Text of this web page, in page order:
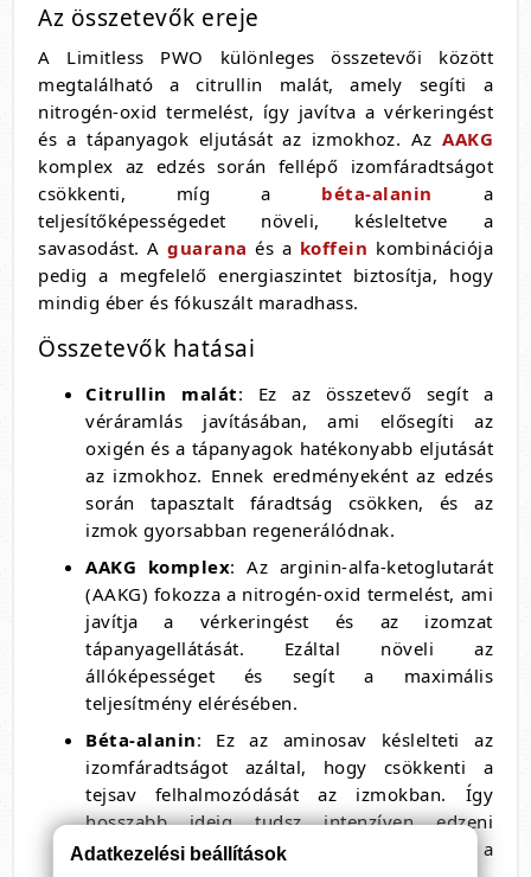
Az összetevők ereje
A Limitless PWO különleges összetevői között
megtalálható a citrullin malát, amely segíti a
nitrogén-oxid termelést, így javítva a vérkeringést
és a tápanyagok eljutását az izmokhoz. Az AAKG
komplex az edzés során fellépő izomfáradtságot
csökkenti, míg a béta-alanin a
teljesítőképességedet növeli, késleltetve a
savasodást. Aguarana és a koffein kombinációja
pedig a megfelelő energiaszintet biztosítja, hogy
mindig éber és fókuszált maradhass.
Összetevők hatásai
Citrullin malát: Ez az összetevő segít a
véráramlás javításában, ami elősegíti az
oxigén és a tápanyagok hatékonyabb eljutását
az izmokhoz. Ennek eredményeként az edzés
során tapasztalt fáradtság csökken, és az
izmok gyorsabban regenerálódnak.
AAKG komplex: Az arginin-alfa-ketoglutarát
(AAKG) fokozza a nitrogén-oxid termelést, ami
javítja a vérkeringést és az izomzat
tápanyagellátását. Ezáltal növeli az
állóképességet és segít a maximális
teljesítmény elérésében.
Béta-alanin: Ez az aminosav késlelteti az
izomfáradtságot azáltal, hogy csökkenti a
tejsav felhalmozódását az izmokban. Így
hosszabb ideig tudsz intenzíven edzeni
anélkül, hogy a savasodás miatt csökkenne a
Adatkezelési beállítások